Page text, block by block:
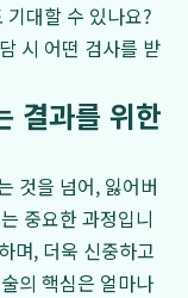
대할 수 있나요?
시 어떤 검사를 받
결과를 위한
것을 넘어, 잃어버
중요한 과정입니
며, 더욱 신중하고
의 핵심은 얼마나